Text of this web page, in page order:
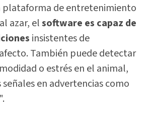
plataforma de entretenimiento
azar, elsoftware es capaz de
insistentes de
También puede detectar
o estrés en el animal,
en advertencias como